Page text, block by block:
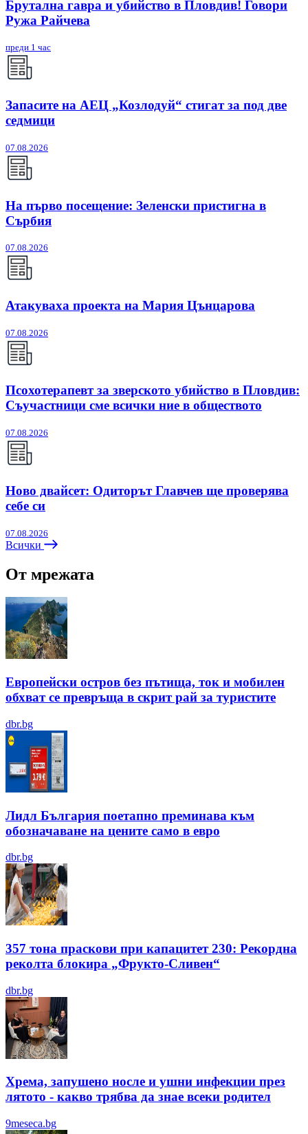
Брутална гавра и убийство в Пловдив! Говори
Ружа Райчева
преди 1 час
Запасите на АЕЦ „Козлодуй“ стигат за под две
седмици
07.08.2026
На първо посещение: Зеленски пристигна в
Сърбия
07.08.2026
Атакуваха проекта на Мария Цънцарова
07.08.2026
Псохотерапевт за зверското убийство в Пловдив:
Съучастници сме всички ние в обществото
07.08.2026
Ново двайсет: Одиторът Главчев ще проверява
себе си
07.08.2026
Всички
От мрежата
Европейски остров без пътища, ток и мобилен
обхват се превръща в скрит рай за туристите
dbr.bg
Лидл България поетапно преминава към
обозначаване на цените само в евро
dbr.bg
357 тона праскови при капацитет 230: Рекордна
реколта блокира „Фрукто-Сливен“
dbr.bg
Хрема, запушено носле и ушни инфекции през
лятотo - какво трябва да знае всеки родител
9meseca.bg